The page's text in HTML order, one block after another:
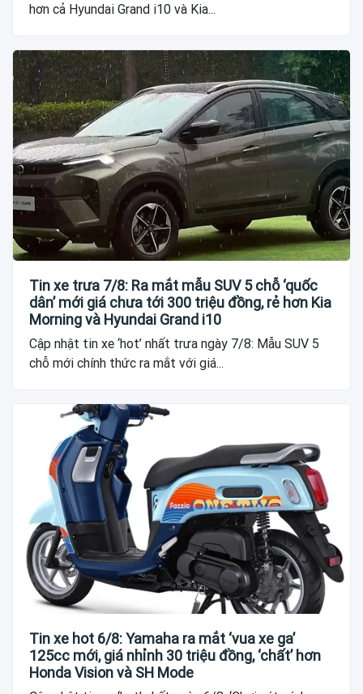
hơn cả Hyundai Grand i10 và Kia...
Tin xe trưa 7/8: Ra mắt mẫu SUV 5 chỗ ‘quốc
dân’ mới giá chưa tới 300 triệu đồng, rẻ hơn Kia
Morning và Hyundai Grand i10
Cập nhật tin xe ‘hot’ nhất trưa ngày 7/8: Mẫu SUV 5
chỗ mới chính thức ra mắt với giá...
Tin xe hot 6/8: Yamaha ra mắt ‘vua xe ga’
125cc mới, giá nhỉnh 30 triệu đồng, ‘chất’ hơn
Honda Vision và SH Mode